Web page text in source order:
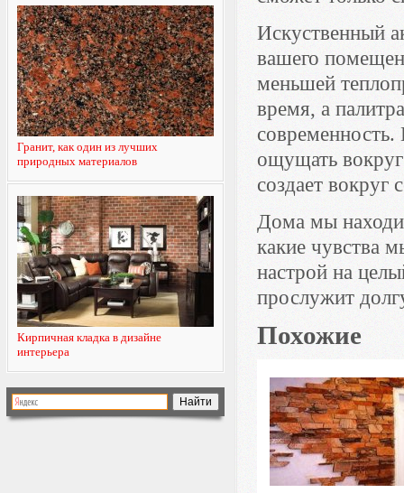
Гранит, как один из лучших
природных материалов
Кирпичная кладка в дизайне
интерьера
Искуственный
вашего
меньшей
время, а
ощущать
создает вокруг
Дома мы
какие чувства
настрой на
прослужит
Похожие